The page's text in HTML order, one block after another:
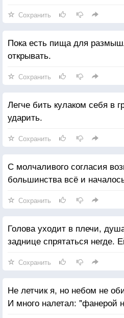
Сохранить
Пока есть пища для
открывать.
Сохранить
Легче бить кулаком себя в
ударить.
Сохранить
С молчаливого согласия
большинства всё и
Сохранить
Голова уходит в плечи,
заднице спрятаться негде.
Сохранить
Не летчик я, но небом не
И много налетал: "фанерой